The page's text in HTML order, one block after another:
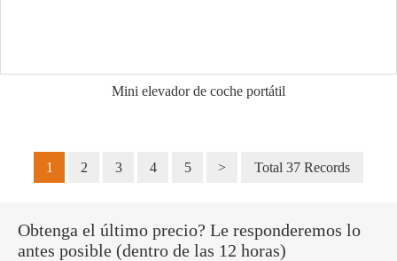
Mini elevador de coche portátil
1 2 3 4 5 > Total 37 Records
Obtenga el último precio? Le responderemos lo
antes posible (dentro de las 12 horas)